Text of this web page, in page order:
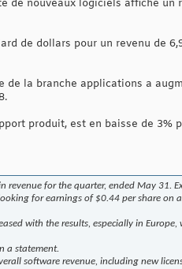
de nouveaux logiciels affiche
de dollars pour un revenu de
la branche applications a
produit, est en baisse de 3%
revenue for the quarter, ended May 31.
for earnings of $0.44 per share on
with the results, especially in Europe,
a statement.
software revenue, including new